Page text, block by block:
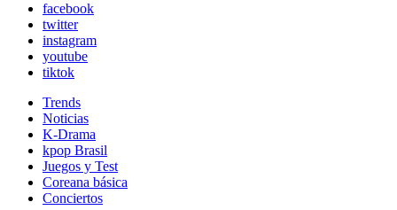
facebook
twitter
instagram
youtube
tiktok
Trends
Noticias
K-Drama
kpop Brasil
Juegos y Test
Coreana básica
Conciertos